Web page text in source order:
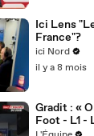
Ici Lens
France"?
ici Nord
il y a 8 mois
Gradit : «
Foot - L1 -